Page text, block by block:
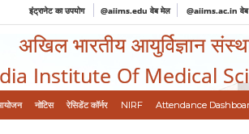
इंट्रानेट का उपयोग @aiims.edu वेब मेल @aiims.ac.in
अखिल भारतीय आयुर्विज्ञान
Institute Of Medical
नोटिस रेसिडेंट कॉर्नर NIRF Attendance